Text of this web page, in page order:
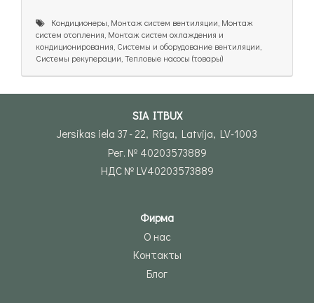
Кондиционеры, Монтаж систем вентиляции, Монтаж
систем отопления, Монтаж систем охлаждения и
кондиционирования, Системы и оборудование вентиляции,
Системы рекуперации, Тепловые насосы (товары)
SIA ITBUX
Jersikas iela 37 - 22, Rīga, Latvija, LV-1003
Рег. № 40203573889
НДС № LV40203573889
Фирма
О нас
Контакты
Блог